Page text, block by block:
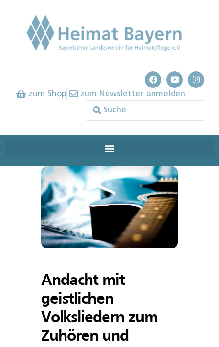
zum Shop zum Newsletter anmelden
Andacht mit
geistlichen
Volksliedern zum
Zuhören und